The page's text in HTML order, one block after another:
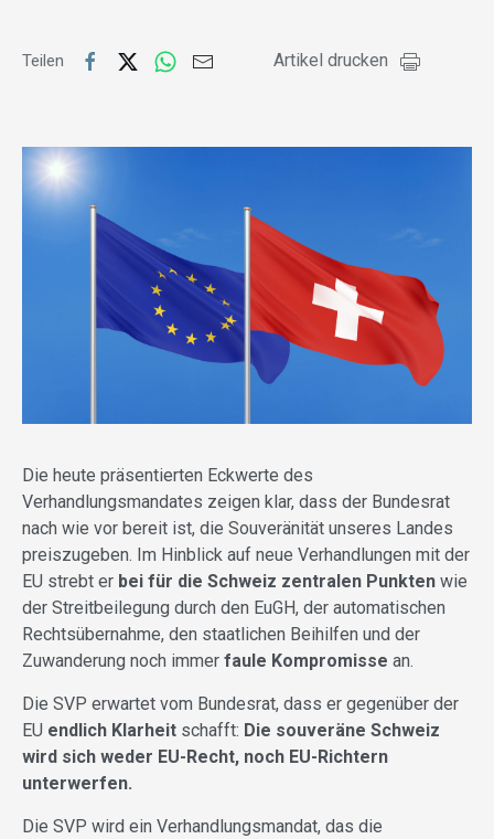
Teilen Artikel drucken
Die heute präsentierten Eckwerte des
Verhandlungsmandates zeigen klar, dass der Bundesrat
nach wie vor bereit ist, die Souveränität unseres Landes
preiszugeben. Im Hinblick auf neue Verhandlungen mit der
EU strebt er bei für die Schweiz zentralen Punkten wie
der Streitbeilegung durch den EuGH, der automatischen
Rechtsübernahme, den staatlichen Beihilfen und der
Zuwanderung noch immer faule Kompromisse an.
Die SVP erwartet vom Bundesrat, dass er gegenüber der
EU endlich Klarheit schafft: Die souveräne Schweiz
wird sich weder EU-Recht, noch EU-Richtern
unterwerfen.
Die SVP wird ein Verhandlungsmandat, das die